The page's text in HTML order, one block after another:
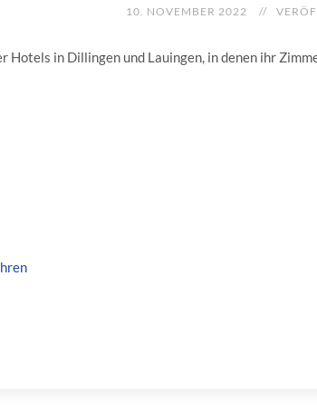
10. NOVEMBER 2022
Hotels in Dillingen und Lauingen, in denen ihr